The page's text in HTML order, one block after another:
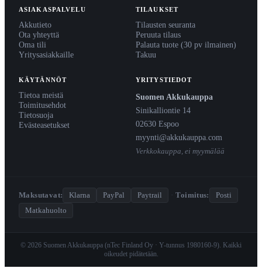
ASIAKASPALVELU
Akkutieto
Ota yhteyttä
Oma tili
Yritysasiakkaille
TILAUKSET
Tilausten seuranta
Peruuta tilaus
Palauta tuote (30 pv ilmainen)
Takuu
KÄYTÄNNÖT
Tietoa meistä
Toimitusehdot
Tietosuoja
Evästeasetukset
YRITYSTIEDOT
Suomen Akkukauppa
Sinikalliontie 14
02630 Espoo
myynti@akkukauppa.com
Verkkokauppa, ei myymälää
Maksutavat: Klarna PayPal Paytrail · Toimitus:
Posti
Matkahuolto
© 2026 Suomen Akkukauppa (nTec Finland Oy · Y-tunnus 1980160-9). Kaikki
oikeudet pidätetään.